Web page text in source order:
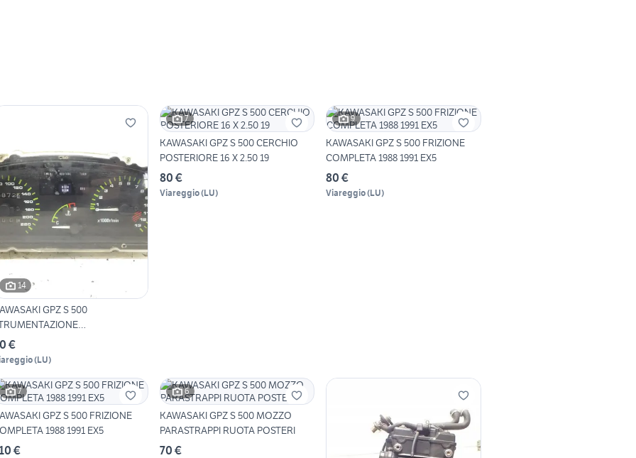
14
GPZ S 500
€
(LU)
7
KAWASAKI GPZ S 500 CERCHIO
POSTERIORE 16 X 2.50 19
80 €
Viareggio(LU)
9
KAWASAKI GPZ S 500 FRIZIONE
COMPLETA 1988 1991 EX5
80 €
Viareggio(LU)
7
GPZ S 500 FRIZIONE
1988 1991 EX5
€
6
KAWASAKI GPZ S 500 MOZZO
PARASTRAPPI RUOTA POSTERI
70 €